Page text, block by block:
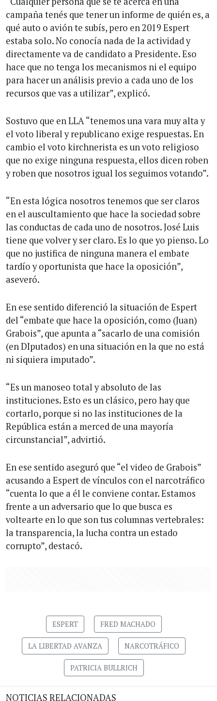
campaña tenés que tener un informe de quién es, a
qué auto o avión te subís, pero en 2019 Espert
estaba solo. No conocía nada de la actividad y
directamente va de candidato a Presidente. Eso
hace que no tenga los mecanismos ni el equipo
para hacer un análisis previo a cada uno de los
recursos que vas a utilizar”, explicó.
Sostuvo que en LLA “tenemos una vara muy alta y
el voto liberal y republicano exige respuestas. En
cambio el voto kirchnerista es un voto religioso
que no exige ninguna respuesta, ellos dicen roben
y roben que nosotros igual los seguimos votando”.
“En esta lógica nosotros tenemos que ser claros
en el auscultamiento que hace la sociedad sobre
las conductas de cada uno de nosotros. José Luis
tiene que volver y ser claro. Es lo que yo pienso. Lo
que no justifica de ninguna manera el embate
tardío y oportunista que hace la oposición”,
aseveró.
En ese sentido diferenció la situación de Espert
del “embate que hace la oposición, como (Juan)
Grabois”, que apunta a “sacarlo de una comisión
(en DIputados) en una situación en la que no está
ni siquiera imputado”.
“Es un manoseo total y absoluto de las
instituciones. Esto es un clásico, pero hay que
cortarlo, porque si no las instituciones de la
República están a merced de una mayoría
circunstancial”, advirtió.
En ese sentido aseguró que “el video de Grabois”
acusando a Espert de vínculos con el narcotráfico
“cuenta lo que a él le conviene contar. Estamos
frente a un adversario que lo que busca es
voltearte en lo que son tus columnas vertebrales:
la transparencia, la lucha contra un estado
corrupto”, destacó.
ESPERT FRED MACHADO
LA LIBERTAD AVANZA NARCOTRÁFICO
PATRICIA BULLRICH
NOTICIAS RELACIONADAS